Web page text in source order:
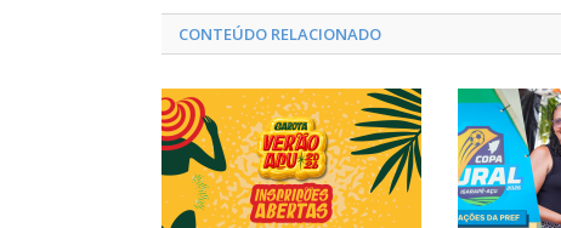
CONTEÚDO RELACIONADO